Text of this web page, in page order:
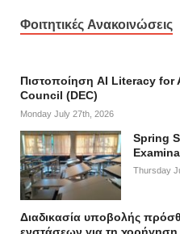
Φοιτητικές Ανακοινώσεις
Πιστοποίηση AI Literacy for
Council (DEC)
Monday July 27th, 2026
Spring
Thursday
Διαδικασία υποβολής